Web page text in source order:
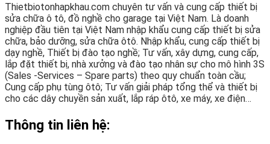
Thietbiotonhapkhau.com chuyên tư vấn và cung cấp thiết bị
sửa chữa ô tô, đồ nghề cho garage tại Việt Nam. Là doanh
nghiệp đầu tiên tại Việt Nam nhập khẩu cung cấp thiết bị sửa
chữa, bảo dưỡng, sửa chữa ôtô. Nhập khẩu, cung cấp thiết bị
dạy nghề, Thiết bị đào tạo nghề; Tư vấn, xây dựng, cung cấp,
lắp đặt thiết bị, nhà xưởng và đào tạo nhân sự cho mô hình 3S
(Sales -Services – Spare parts) theo quy chuẩn toàn cầu;
Cung cấp phụ tùng ôtô; Tư vấn giải pháp tổng thể và thiết bị
cho các dây chuyền sản xuất, lắp ráp ôtô, xe máy, xe điện…
Thông tin liên hệ: